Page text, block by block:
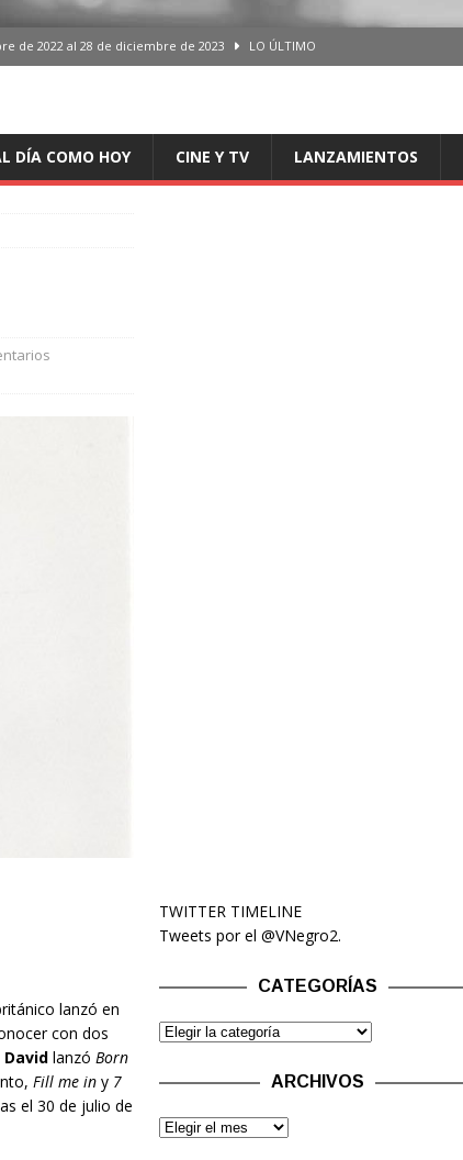
de 2022 al 28 de diciembre de 2023 LO ÚLTIMO
DÍA COMO HOY CINE Y TV LANZAMIENTOS
lanzó en
con dos
Davidlanzó Born
Fill me iny 7
el 30 de julio de
TWITTER TIMELINE
Tweets por el @VNegro2.
CATEGORÍAS
ARCHIVOS